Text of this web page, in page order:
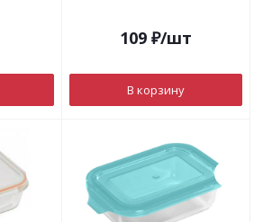
109 ₽/шт
В корзину